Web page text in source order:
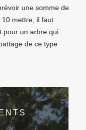
une somme de
mettre, il faut
pour un arbre qui
de ce type